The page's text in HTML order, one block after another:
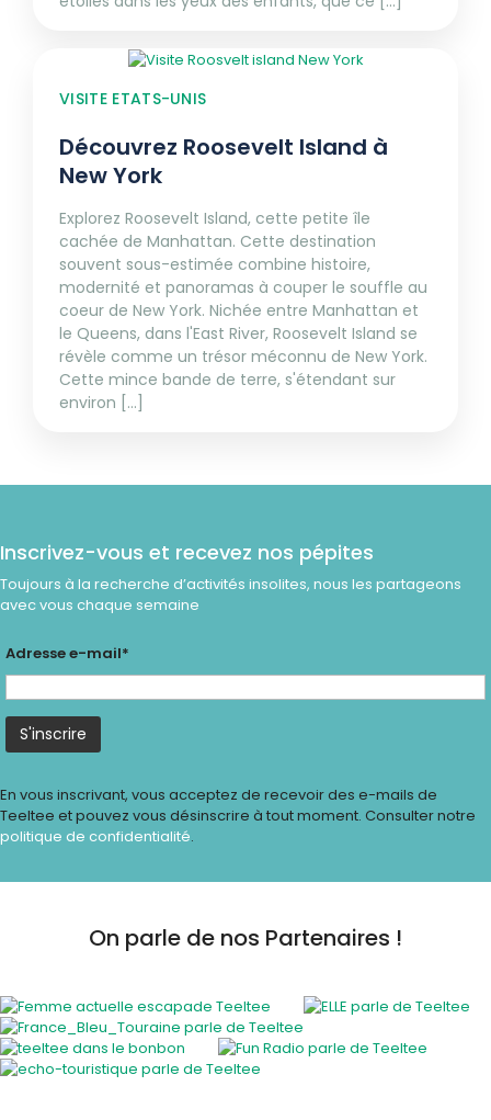
VISITE ETATS-UNIS
Découvrez Roosevelt Island à
New York
Explorez Roosevelt Island, cette petite île
cachée de Manhattan. Cette destination
souvent sous-estimée combine histoire,
modernité et panoramas à couper le souffle au
coeur de New York. Nichée entre Manhattan et
le Queens, dans l'East River, Roosevelt Island se
révèle comme un trésor méconnu de New York.
Cette mince bande de terre, s'étendant sur
environ [...]
Inscrivez-vous et recevez nos pépites
Toujours à la recherche d’activités insolites, nous les partageons
avec vous chaque semaine
Adresse e-mail*
En vous inscrivant, vous acceptez de recevoir des e-mails de
Teeltee et pouvez vous désinscrire à tout moment. Consulter notre
politique de confidentialité.
On parle de nos Partenaires !